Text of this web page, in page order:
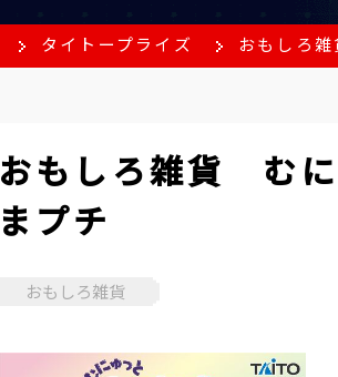
タイトープライズ おもしろ
おもしろ雑貨 む
まプチ
おもしろ雑貨